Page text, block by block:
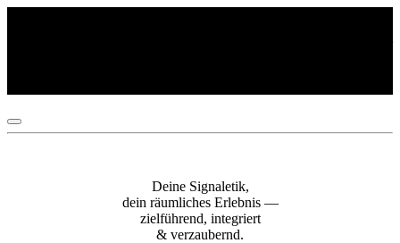
Deine Signaletik,
dein räumliches Erlebnis —
zielführend, integriert
& verzaubernd.